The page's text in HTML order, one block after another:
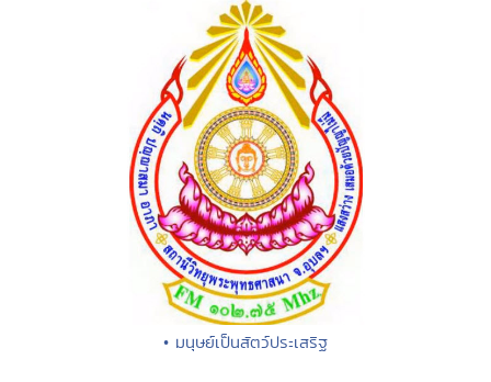
• มนุษย์เป็นสัตว์ประเสริฐ